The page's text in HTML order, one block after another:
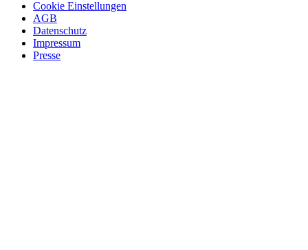
Cookie Einstellungen
AGB
Datenschutz
Impressum
Presse